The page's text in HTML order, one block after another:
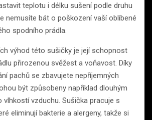
teplotu i délku sušení podle druhu
nemusíte bát o poškození vaší oblíbené
spodního prádla.
výhod této sušičky je její schopnost
přirozenou svěžest a voňavost. Díky
pachů se zbavujete nepříjemných
být způsobeny například dlouhým
vlhkostí vzduchu. Sušička pracuje s
eliminují bakterie a alergeny, takže si